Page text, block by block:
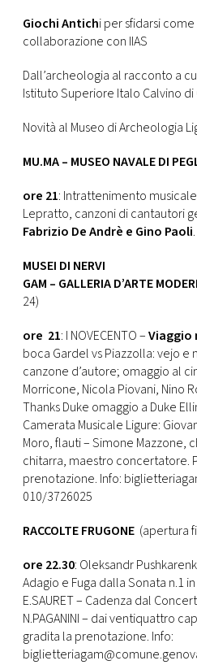
Giochi Antichi per sfidarsi come
collaborazione con IIAS
Dall’archeologia al racconto a
Istituto Superiore Italo Calvino
Novità al Museo di Archeologia
MU.MA – MUSEO NAVALE DI
ore 21: Intrattenimento
Lepratto, canzoni di cantautori
Fabrizio De Andrè e Gino Paoli.
MUSEI DI NERVI
GAM – GALLERIA D’ARTE
24)
ore 21: I NOVECENTO –Viaggio
boca Gardel vs Piazzolla: vejo e
canzone d’autore; omaggio al
Morricone, Nicola Piovani, Nino
Thanks Duke omaggio a Duke
Camerata Musicale Ligure:
Moro, flauti – Simone Mazzone,
chitarra, maestro concertatore.
prenotazione. Info:
010/3726025
RACCOLTE FRUGONE (apertura
ore 22.30: Oleksandr
Adagio e Fuga dalla Sonata n.1
E.SAURET – Cadenza dal
N.PAGANINI – dai ventiquattro
gradita la prenotazione. Info: